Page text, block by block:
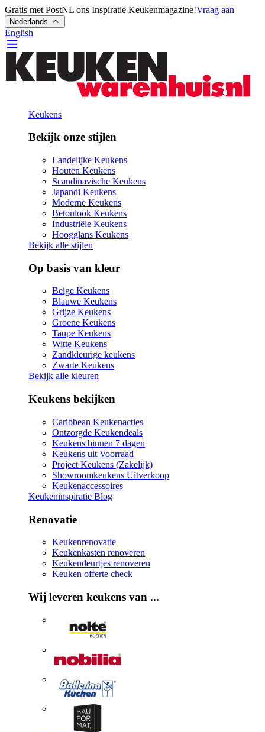
Gratis met PostNL ons Inspiratie Keukenmagazine!Vraag aan
Nederlands
English
Keukens
Bekijk onze stijlen
Landelijke Keukens
Houten Keukens
Scandinavische Keukens
Japandi Keukens
Moderne Keukens
Betonlook Keukens
Industriële Keukens
Hoogglans Keukens
Bekijk alle stijlen
Op basis van kleur
Beige Keukens
Blauwe Keukens
Grijze Keukens
Groene Keukens
Taupe Keukens
Witte Keukens
Zandkleurige keukens
Zwarte Keukens
Bekijk alle kleuren
Keukens bekijken
Caribbean Keukenacties
Ontzorgde Keukendeals
Keukens binnen 7 dagen
Keukens uit Voorraad
Project Keukens (Zakelijk)
Showroomkeukens Uitverkoop
Keukenaccessoires
Keukeninspiratie Blog
Renovatie
Keukenrenovatie
Keukenkasten renoveren
Keukendeurtjes renoveren
Keuken offerte check
Wij leveren keukens van ...